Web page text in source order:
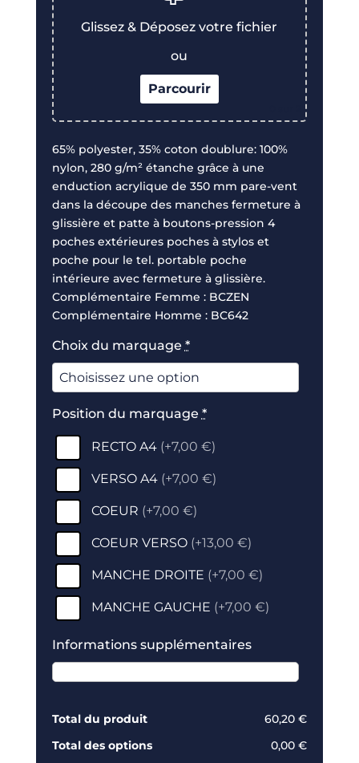
Glissez & Déposez votre fichier
ou
Parcourir
65% polyester, 35% coton doublure: 100%
nylon, 280 g/m² étanche grâce à une
enduction acrylique de 350 mm pare-vent
dans la découpe des manches fermeture à
glissière et patte à boutons-pression 4
poches extérieures poches à stylos et
poche pour le tel. portable poche
intérieure avec fermeture à glissière.
Complémentaire Femme : BCZEN
Complémentaire Homme : BC642
Choix du marquage *
Position du marquage *
RECTO A4 (+7,00 €)
VERSO A4 (+7,00 €)
COEUR (+7,00 €)
COEUR VERSO (+13,00 €)
MANCHE DROITE (+7,00 €)
MANCHE GAUCHE (+7,00 €)
Informations supplémentaires
Total du produit
60,20 €
Total des options
0,00 €